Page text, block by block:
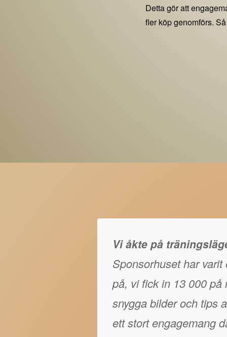
Detta gör att
fler köp genomförs.
Vi åkte på
Sponsorhuset har
på, vi fick in 13 000 på
snygga bilder och tips
ett stort engagemang